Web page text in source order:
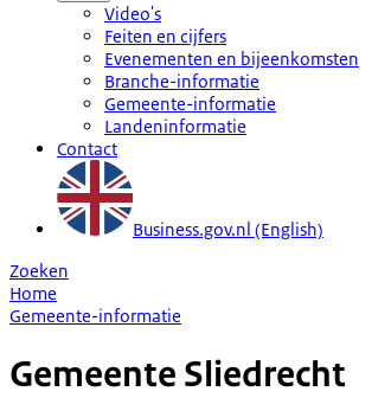
Video's
Feiten en cijfers
Evenementen en bijeenkomsten
Branche-informatie
Gemeente-informatie
Landeninformatie
Contact
Business.gov.nl (English)
Zoeken
Home
Gemeente-informatie
Gemeente Sliedrecht